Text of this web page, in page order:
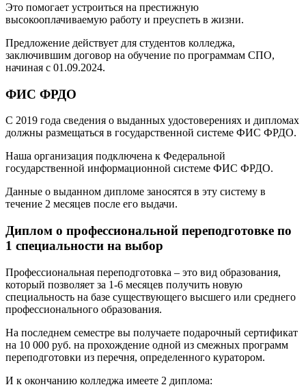
Это помогает устроиться на престижную
высокооплачиваемую работу и преуспеть в жизни.
Предложение действует для студентов колледжа,
заключившим договор на обучение по программам СПО,
начиная с 01.09.2024.
ФИС ФРДО
С 2019 года сведения о выданных удостоверениях и дипломах
должны размещаться в государственной системе ФИС ФРДО.
Наша организация подключена к Федеральной
государственной информационной системе ФИС ФРДО.
Данные о выданном дипломе заносятся в эту систему в
течение 2 месяцев после его выдачи.
Диплом о профессиональной переподготовке по
1 специальности на выбор
Профессиональная переподготовка – это вид образования,
который позволяет за 1-6 месяцев получить новую
специальность на базе существующего высшего или среднего
профессионального образования.
На последнем семестре вы получаете подарочный сертификат
на 10 000 руб. на прохождение одной из смежных программ
переподготовки из перечня, определенного куратором.
И к окончанию колледжа имеете 2 диплома: